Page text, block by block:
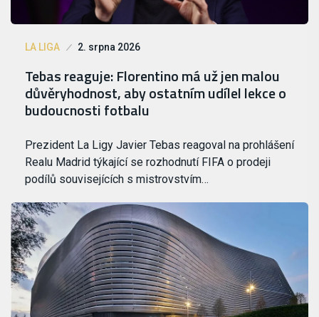
LA LIGA 2. srpna 2026
Tebas reaguje: Florentino má už jen malou
důvěryhodnost, aby ostatním udílel lekce o
budoucnosti fotbalu
Prezident La Ligy Javier Tebas reagoval na prohlášení
Realu Madrid týkající se rozhodnutí FIFA o prodeji
podílů souvisejících s mistrovstvím…